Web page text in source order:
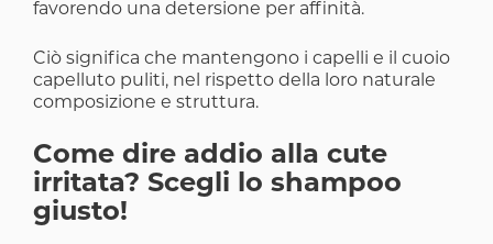
favorendo una detersione per affinità.
Ciò significa che mantengono i capelli e il cuoio
capelluto puliti, nel rispetto della loro naturale
composizione e struttura.
Come dire addio alla cute
irritata? Scegli lo shampoo
giusto!